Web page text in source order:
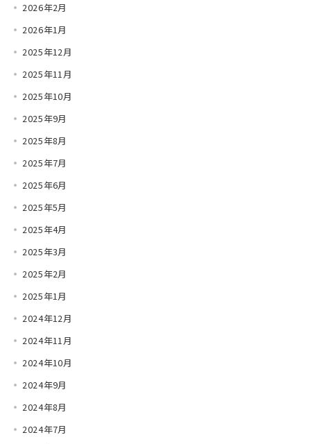
2026年2月
2026年1月
2025年12月
2025年11月
2025年10月
2025年9月
2025年8月
2025年7月
2025年6月
2025年5月
2025年4月
2025年3月
2025年2月
2025年1月
2024年12月
2024年11月
2024年10月
2024年9月
2024年8月
2024年7月